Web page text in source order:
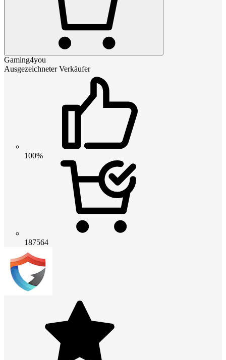
Gaming4you
Ausgezeichneter Verkäufer
100%
187564